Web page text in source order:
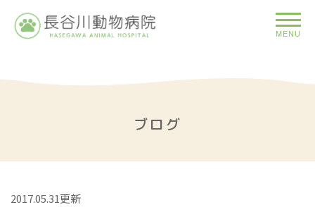
MENU
ブログ
2017.05.31更新